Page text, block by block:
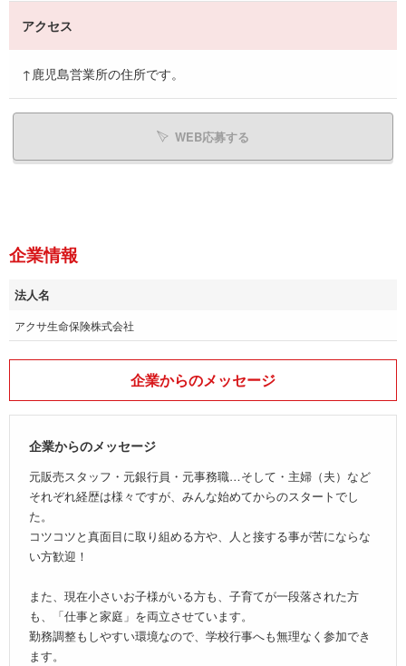
アクセス
↑鹿児島営業所の住所です。
WEB応募する
企業情報
法人名
アクサ生命保険株式会社
企業からのメッセージ
企業からのメッセージ
元販売スタッフ・元銀行員・元事務職…そして・主婦（夫）など
それぞれ経歴は様々ですが、みんな始めてからのスタートでし
た。
コツコツと真面目に取り組める方や、人と接する事が苦にならな
い方歓迎！
また、現在小さいお子様がいる方も、子育てが一段落された方
も、「仕事と家庭」を両立させています。
勤務調整もしやすい環境なので、学校行事へも無理なく参加でき
ます。